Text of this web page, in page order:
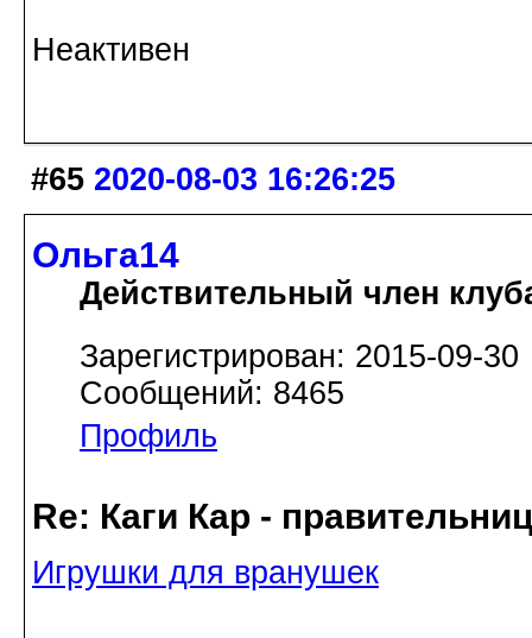
Неактивен
#65 2020-08-03 16:26:25
Ольга14
Действительный член
Зарегистрирован: 2015-09-30
Сообщений: 8465
Профиль
Re: Каги Кар -
Игрушки для вранушек